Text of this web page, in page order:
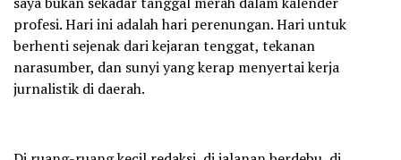
profesi. Hari ini adalah hari perenungan. Hari untuk
berhenti sejenak dari kejaran tenggat, tekanan
narasumber, dan sunyi yang kerap menyertai kerja
jurnalistik di daerah.